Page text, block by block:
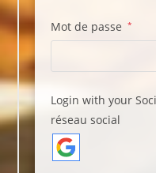
Mot de passe *
Login with your
réseau social